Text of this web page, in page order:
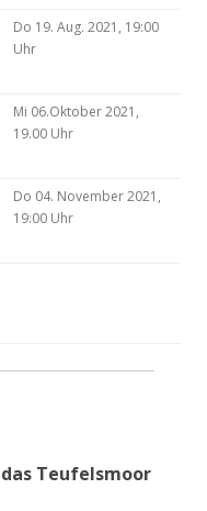
Do 19. Aug. 2021, 19:00
Uhr
Mi 06.Oktober 2021,
19.00 Uhr
Do 04. November 2021,
19:00 Uhr
Teufelsmoor